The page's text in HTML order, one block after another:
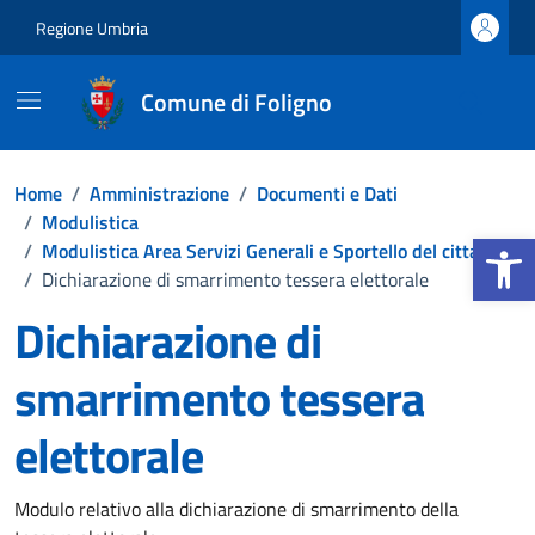
Apri la
Regione Umbria
Comune di Foligno
Home / Amministrazione / Documenti e Dati
/ Modulistica
/ Modulistica Area Servizi Generali e Sportello del cittadino
/ Dichiarazione di smarrimento tessera elettorale
Dichiarazione di
smarrimento tessera
elettorale
Dettagli del documento
Modulo relativo alla dichiarazione di smarrimento della